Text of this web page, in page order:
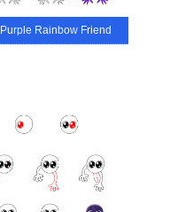
Purple Rainbow Friend